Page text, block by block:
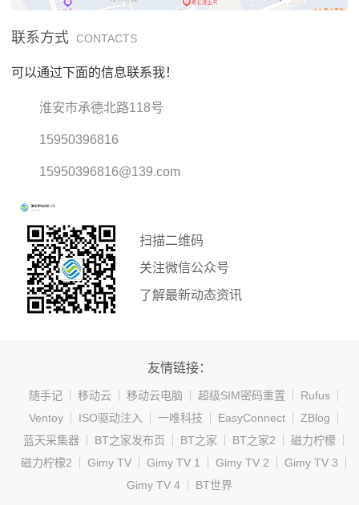
联系方式 CONTACTS
可以通过下面的信息联系我！
淮安市承德北路118号
15950396816
15950396816@139.com
扫描二维码
关注微信公众号
了解最新动态资讯
友情链接：
随手记 移动云 移动云电脑 超级SIM密码重置
Rufus
Ventoy
ISO驱动注入 一唯科技 EasyConnect
ZBlog
蓝天采集器
BT之家发布页 BT之家 BT之家2
磁力柠檬
磁力柠檬2
Gimy TV Gimy TV 1 Gimy TV 2
Gimy TV 3
Gimy TV 4
BT世界